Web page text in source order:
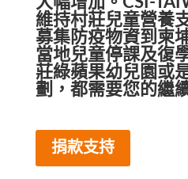
維持村莊兒童營養
募集防疫物資到柬
當地兒童停課及復
莊綠蘋果幼兒園或
劃，都需要您的繼
捐款支持